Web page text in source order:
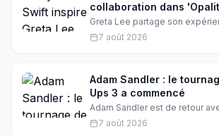
collaboration dans
Greta Lee partage son
avec Taylor Swift et ce qu'elle
chanteuse. Une collaboration
7 août 2026
Adam Sandler : le
Ups 3 a commencé
Adam Sandler est de retour
amis pour le tournage de
production a commencé et le
7 août 2026